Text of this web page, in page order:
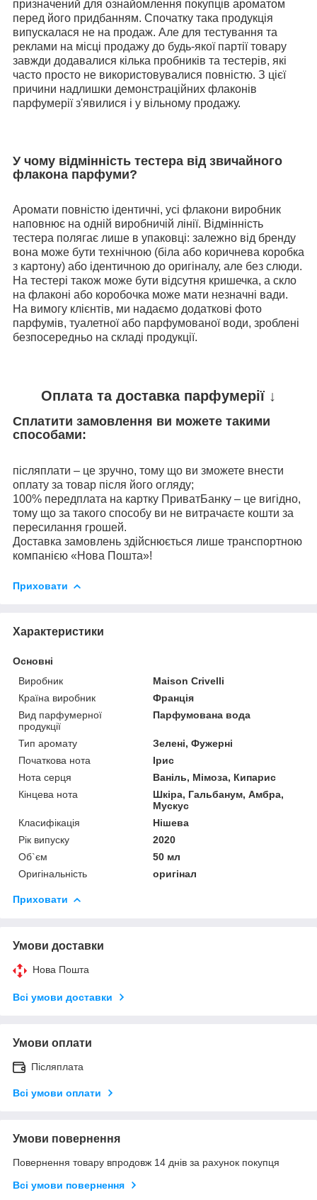
призначений для ознайомлення покупців ароматом
перед його придбанням. Спочатку така продукція
випускалася не на продаж. Але для тестування та
реклами на місці продажу до будь-якої партії товару
завжди додавалися кілька пробників та тестерів, які
часто просто не використовувалися повністю. З цієї
причини надлишки демонстраційних флаконів
парфумерії з'явилися і у вільному продажу.
У чому відмінність тестера від звичайного
флакона парфуми?
Аромати повністю ідентичні, усі флакони виробник
наповнює на одній виробничій лінії. Відмінність
тестера полягає лише в упаковці: залежно від бренду
вона може бути технічною (біла або коричнева коробка
з картону) або ідентичною до оригіналу, але без слюди.
На тестері також може бути відсутня кришечка, а скло
на флаконі або коробочка може мати незначні вади.
На вимогу клієнтів, ми надаємо додаткові фото
парфумів, туалетної або парфумованої води, зроблені
безпосередньо на складі продукції.
Оплата та доставка парфумерії ↓
Сплатити замовлення ви можете такими
способами:
післяплати – це зручно, тому що ви зможете внести
оплату за товар після його огляду;
100% передплата на картку ПриватБанку – це вигідно,
тому що за такого способу ви не витрачаєте кошти за
пересилання грошей.
Доставка замовлень здійснюється лише транспортною
компанією «Нова Пошта»!
Приховати
Характеристики
Основні
Виробник
Maison Crivelli
Країна виробник
Франція
Вид парфумерної
продукції
Парфумована вода
Тип аромату
Зелені, Фужерні
Початкова нота
Ірис
Нота серця
Ваніль, Мімоза, Кипарис
Кінцева нота
Шкіра, Гальбанум, Амбра,
Мускус
Класифікація
Нішева
Рік випуску
2020
Об`єм
50 мл
Оригінальність
оригінал
Приховати
Умови доставки
Нова Пошта
Всі умови доставки
Умови оплати
Післяплата
Всі умови оплати
Умови повернення
Повернення товару впродовж 14 днів за рахунок покупця
Всі умови повернення